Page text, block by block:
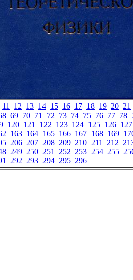
11 12 13 14 15 16 17 18 19 20 21
69 70 71 72 73 74 75 76 77 78
120 121 122 123 124 125 126 127
163 164 165 166 167 168 169
206 207 208 209 210 211 212
249 250 251 252 253 254 255
292 293 294 295 296